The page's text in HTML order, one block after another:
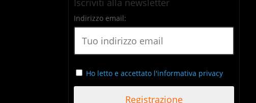
Indirizzo email:
Ho letto e accettato l'informativa privacy